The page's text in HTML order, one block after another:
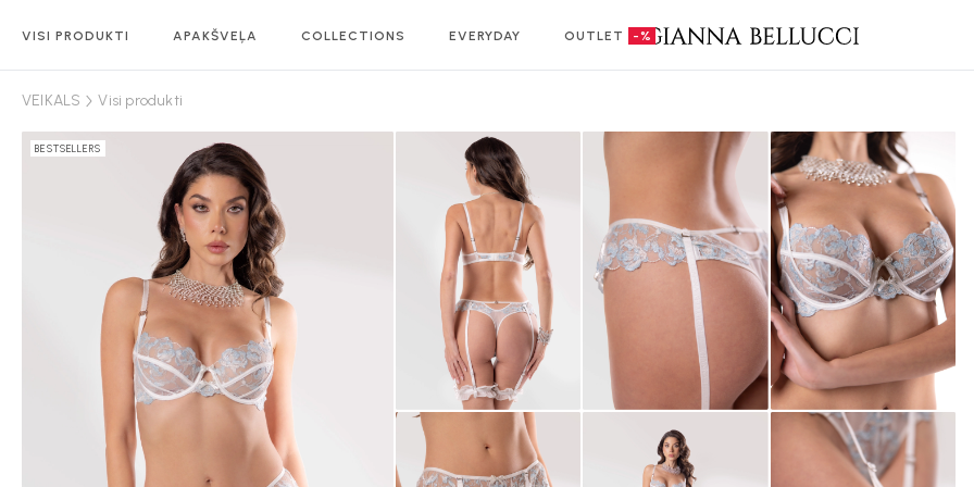
VISI PRODUKTI APAKŠVEĻA COLLECTIONS EVERYDAY OUTLET -%
VEIKALS Visi produkti
BESTSELLERS